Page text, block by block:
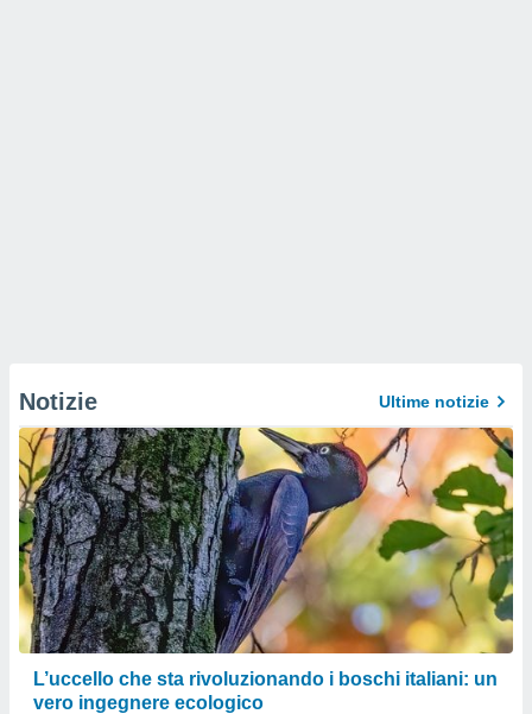
Notizie Ultime notizie
L’uccello che sta rivoluzionando i boschi italiani: un
vero ingegnere ecologico